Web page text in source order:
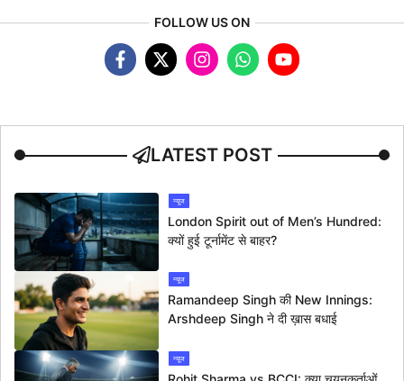
FOLLOW US ON
LATEST POST
न्यूज
London Spirit out of Men’s Hundred:
क्यों हुई टूर्नामेंट से बाहर?
न्यूज
Ramandeep Singh की New Innings:
Arshdeep Singh ने दी ख़ास बधाई
न्यूज